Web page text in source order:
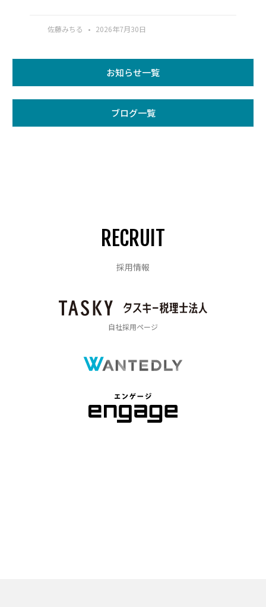
佐藤みちる 2026年7月30日
お知らせ一覧
ブログ一覧
RECRUIT
採用情報
自社採用ページ